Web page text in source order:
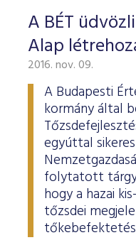
A BÉT
Alap
2016. nov. 09.
A Budapesti
kormány által
egyúttal
folytatott
hogy a hazai
tőzsdei